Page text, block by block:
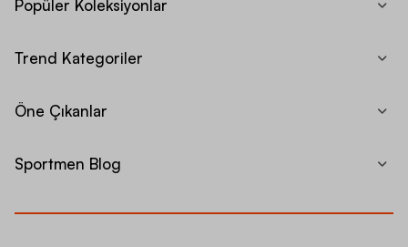
Popüler Koleksiyonlar
Trend Kategoriler
Öne Çıkanlar
Sportmen Blog